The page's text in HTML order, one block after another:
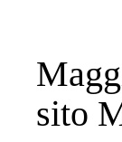
sito